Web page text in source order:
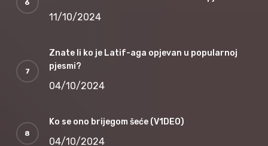
11/10/2024
Znate li ko je Latif-aga opjevan u popularnoj
pjesmi?
04/10/2024
Ko se ono brijegom šeće (V1DEO)
04/10/2024